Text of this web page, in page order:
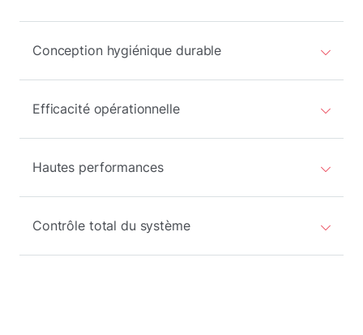
Conception hygiénique durable
Efficacité opérationnelle
Hautes performances
Contrôle total du système